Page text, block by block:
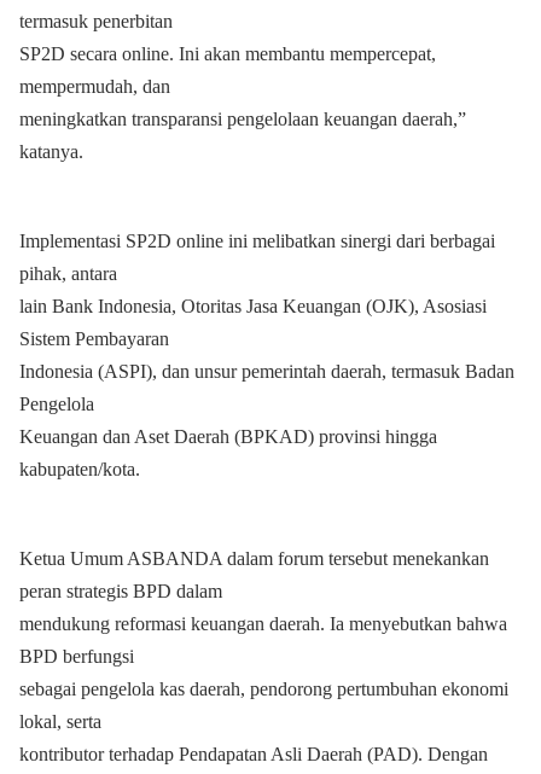
termasuk penerbitan
SP2D secara online. Ini akan membantu mempercepat,
mempermudah, dan
meningkatkan transparansi pengelolaan keuangan daerah,”
katanya.
Implementasi SP2D online ini melibatkan sinergi dari berbagai
pihak, antara
lain Bank Indonesia, Otoritas Jasa Keuangan (OJK), Asosiasi
Sistem Pembayaran
Indonesia (ASPI), dan unsur pemerintah daerah, termasuk Badan
Pengelola
Keuangan dan Aset Daerah (BPKAD) provinsi hingga
kabupaten/kota.
Ketua Umum ASBANDA dalam forum tersebut menekankan
peran strategis BPD dalam
mendukung reformasi keuangan daerah. Ia menyebutkan bahwa
BPD berfungsi
sebagai pengelola kas daerah, pendorong pertumbuhan ekonomi
lokal, serta
kontributor terhadap Pendapatan Asli Daerah (PAD). Dengan